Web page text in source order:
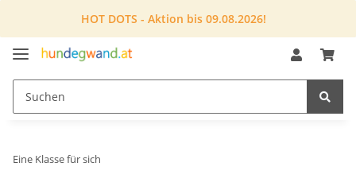
HOT DOTS - Aktion bis 09.08.2026!
Eine Klasse für sich